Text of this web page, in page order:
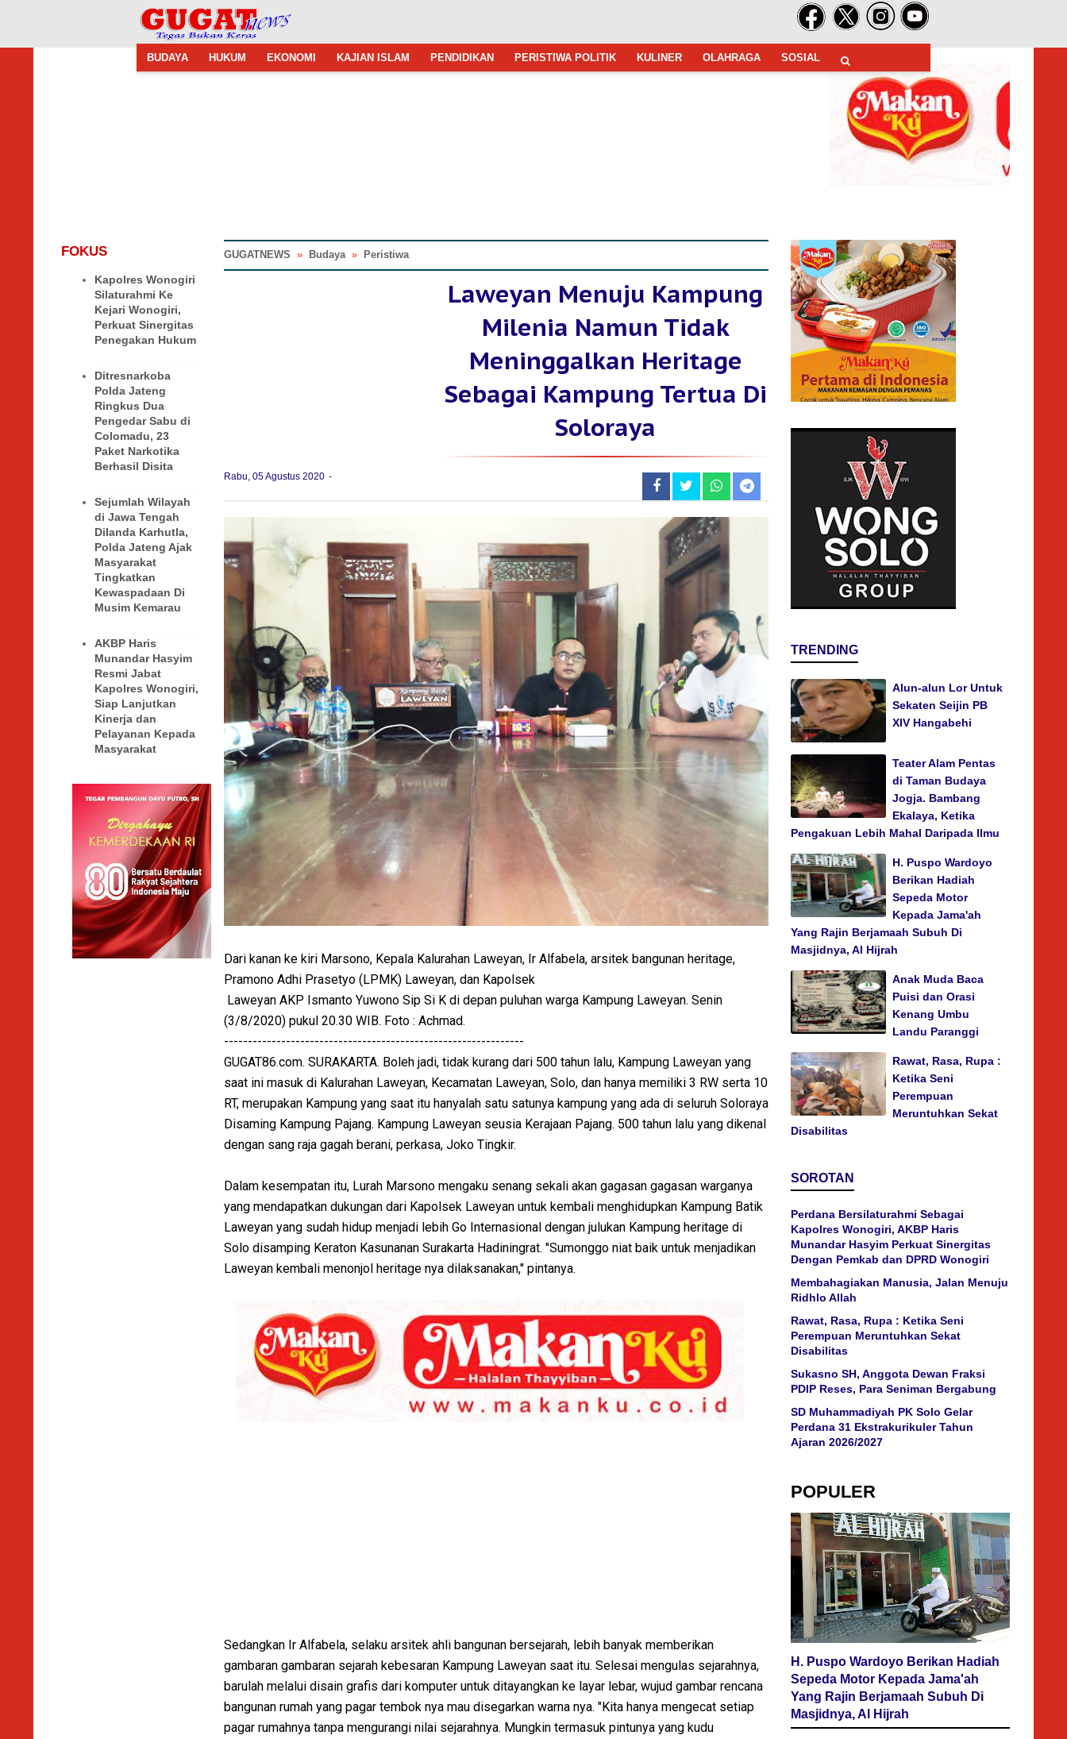
BUDAYA HUKUM EKONOMI KAJIAN ISLAM PENDIDIKAN PERISTIWA POLITIK KULINER OLAHRAGA SOSIAL
FOKUS
Kapolres Wonogiri
Silaturahmi Ke
Kejari Wonogiri,
Perkuat Sinergitas
Penegakan Hukum
Ditresnarkoba
Polda Jateng
Ringkus Dua
Pengedar Sabu di
Colomadu, 23
Paket Narkotika
Berhasil Disita
Sejumlah Wilayah
di Jawa Tengah
Dilanda Karhutla,
Polda Jateng Ajak
Masyarakat
Tingkatkan
Kewaspadaan Di
Musim Kemarau
AKBP Haris
Munandar Hasyim
Resmi Jabat
Kapolres Wonogiri,
Siap Lanjutkan
Kinerja dan
Pelayanan Kepada
Masyarakat
GUGATNEWS » Budaya » Peristiwa
Laweyan Menuju Kampung
Milenia Namun Tidak
Meninggalkan Heritage
Sebagai Kampung Tertua Di
Soloraya
Rabu, 05 Agustus 2020
Dari kanan ke kiri Marsono, Kepala Kalurahan Laweyan, Ir Alfabela, arsitek bangunan heritage,
Pramono Adhi Prasetyo (LPMK) Laweyan, dan Kapolsek
Laweyan AKP Ismanto Yuwono Sip Si K di depan puluhan warga Kampung Laweyan. Senin
(3/8/2020) pukul 20.30 WIB. Foto : Achmad.
---------------------------------------------------------------
GUGAT86.com. SURAKARTA. Boleh jadi, tidak kurang dari 500 tahun lalu, Kampung Laweyan yang
saat ini masuk di Kalurahan Laweyan, Kecamatan Laweyan, Solo, dan hanya memiliki 3 RW serta 10
RT, merupakan Kampung yang saat itu hanyalah satu satunya kampung yang ada di seluruh Soloraya
Disaming Kampung Pajang. Kampung Laweyan seusia Kerajaan Pajang. 500 tahun lalu yang dikenal
dengan sang raja gagah berani, perkasa, Joko Tingkir.
Dalam kesempatan itu, Lurah Marsono mengaku senang sekali akan gagasan gagasan warganya
yang mendapatkan dukungan dari Kapolsek Laweyan untuk kembali menghidupkan Kampung Batik
Laweyan yang sudah hidup menjadi lebih Go Internasional dengan julukan Kampung heritage di
Solo disamping Keraton Kasunanan Surakarta Hadiningrat. "Sumonggo niat baik untuk menjadikan
Laweyan kembali menonjol heritage nya dilaksanakan," pintanya.
Sedangkan Ir Alfabela, selaku arsitek ahli bangunan bersejarah, lebih banyak memberikan
gambaran gambaran sejarah kebesaran Kampung Laweyan saat itu. Selesai mengulas sejarahnya,
barulah melalui disain grafis dari komputer untuk ditayangkan ke layar lebar, wujud gambar rencana
bangunan rumah yang pagar tembok nya mau disegarkan warna nya. "Kita hanya mengecat setiap
pagar rumahnya tanpa mengurangi nilai sejarahnya. Mungkin termasuk pintunya yang kudu
TRENDING
Alun-alun Lor Untuk
Sekaten Seijin PB
XIV Hangabehi
Teater Alam Pentas
di Taman Budaya
Jogja. Bambang
Ekalaya, Ketika
Pengakuan Lebih Mahal Daripada Ilmu
H. Puspo Wardoyo
Berikan Hadiah
Sepeda Motor
Kepada Jama'ah
Yang Rajin Berjamaah Subuh Di
Masjidnya, Al Hijrah
Anak Muda Baca
Puisi dan Orasi
Kenang Umbu
Landu Paranggi
Rawat, Rasa, Rupa :
Ketika Seni
Perempuan
Meruntuhkan Sekat
Disabilitas
SOROTAN
Perdana Bersilaturahmi Sebagai
Kapolres Wonogiri, AKBP Haris
Munandar Hasyim Perkuat Sinergitas
Dengan Pemkab dan DPRD Wonogiri
Membahagiakan Manusia, Jalan Menuju
Ridhlo Allah
Rawat, Rasa, Rupa : Ketika Seni
Perempuan Meruntuhkan Sekat
Disabilitas
Sukasno SH, Anggota Dewan Fraksi
PDIP Reses, Para Seniman Bergabung
SD Muhammadiyah PK Solo Gelar
Perdana 31 Ekstrakurikuler Tahun
Ajaran 2026/2027
POPULER
H. Puspo Wardoyo Berikan Hadiah
Sepeda Motor Kepada Jama'ah
Yang Rajin Berjamaah Subuh Di
Masjidnya, Al Hijrah